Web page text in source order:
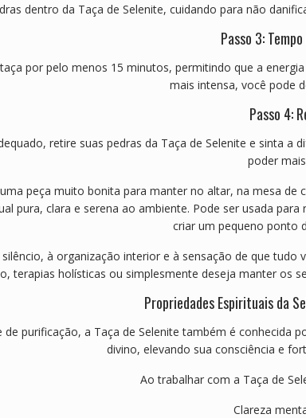
dentro da Taça de Selenite, cuidando para não
Passo 3:
por pelo menos 15 minutos, permitindo que a
mais intensa, você pode
Passo 4:
retire suas pedras da Taça de Selenite e sinta a
poder
peça muito bonita para manter no altar, na mesa
pura, clara e serena ao ambiente. Pode ser usada
criar um pequeno ponto
à organização interior e à sensação de que
terapias holísticas ou simplesmente deseja manter os
Propriedades Espirituais da
de purificação, a Taça de Selenite também é
divino, elevando sua consciência e
Ao trabalhar com a Taça de
Clareza